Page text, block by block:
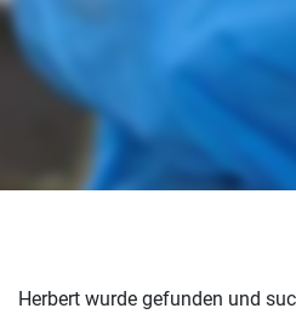
Herbert wurde gefunden und